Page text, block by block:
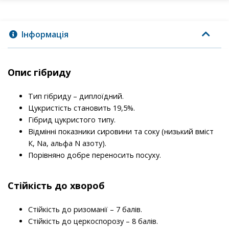
Інформація
Опис гібриду
Тип гібриду – диплоїдний.
Цукристість становить 19,5%.
Гібрид цукристого типу.
Відмінні показники сировини та соку (низький вміст
К, Na, альфа N азоту).
Порівняно добре переносить посуху.
Стійкість до хвороб
Стійкість до ризоманії – 7 балів.
Стійкість до церкоспорозу – 8 балів.